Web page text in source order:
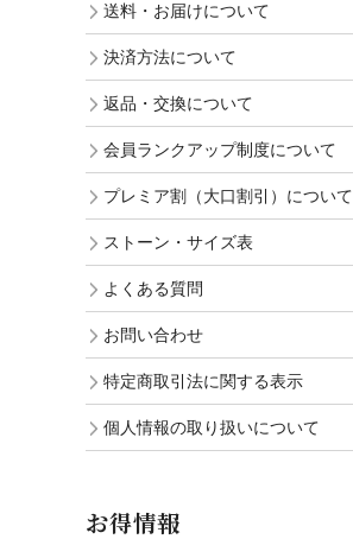
送料・お届けについて
決済方法について
返品・交換について
会員ランクアップ制度について
プレミア割（大口割引）について
ストーン・サイズ表
よくある質問
お問い合わせ
特定商取引法に関する表示
個人情報の取り扱いについて
お得情報